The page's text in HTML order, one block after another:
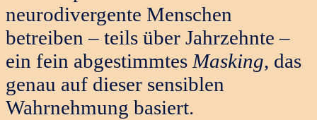
neurodivergente Menschen
betreiben – teils über Jahrzehnte –
ein fein abgestimmtes Masking, das
genau auf dieser sensiblen
Wahrnehmung basiert.